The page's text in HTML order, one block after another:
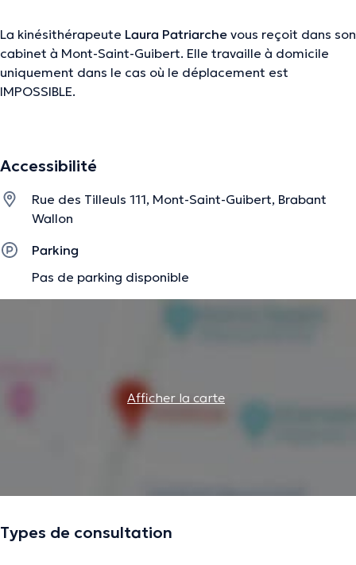
La kinésithérapeute Laura Patriarche vous reçoit dans son
cabinet à Mont-Saint-Guibert. Elle travaille à domicile
uniquement dans le cas où le déplacement est
IMPOSSIBLE.
informations vérifiées.
Accessibilité
Rue des Tilleuls 111, Mont-Saint-Guibert, Brabant
Wallon
Parking
Pas de parking disponible
Afficher la carte
Types de consultation